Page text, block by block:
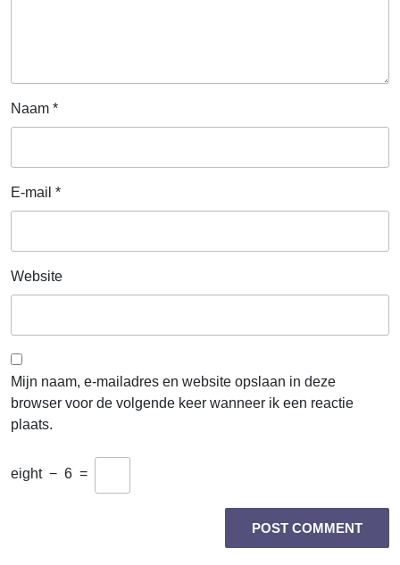
Naam *
E-mail *
Website
Mijn naam, e-mailadres en website opslaan in deze
browser voor de volgende keer wanneer ik een reactie
plaats.
eight − 6 =